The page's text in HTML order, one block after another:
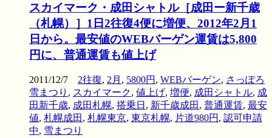
スカイマーク・成田シャトル［成田ー新千歳
（札幌）］1日2往復4便に増便、2012年2月1
日から。最安値のWEBバーゲン運賃は5,800
円に、普通運賃も値上げ
2011/12/7 2往復, 2月 , 5800円 , WEBバーゲン, さっぽろ
雪まつり , スカイマーク, 値上げ, 増便, 成田シャトル, 成
田新千歳, 成田札幌, 搭乗日 , 新千歳成田 , 普通運賃, 最安
値, 札幌成田 , 札幌東京, 東京札幌, 片道980円 , 認可申請
中, 雪まつり